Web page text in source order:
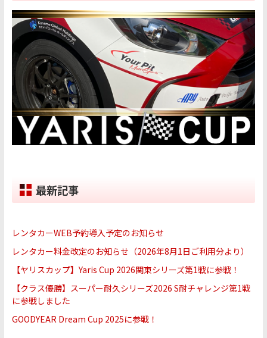
最新記事
レンタカーWEB予約導入予定のお知らせ
レンタカー料金改定のお知らせ（2026年8月1日ご利用分より）
【ヤリスカップ】Yaris Cup 2026関東シリーズ第1戦に参戦！
【クラス優勝】スーパー耐久シリーズ2026 S耐チャレンジ第1戦
に参戦しました
GOODYEAR Dream Cup 2025に参戦！